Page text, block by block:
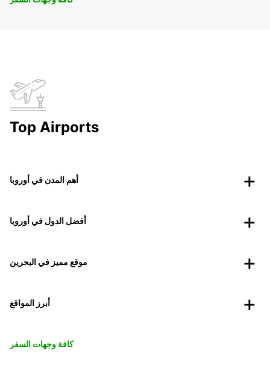
Top Airports
أهم المدن في أوروبا
أفضل الدول في أوروبا
موقع مميز في البحرين
أبرز المواقع
كافة وجهات السفر